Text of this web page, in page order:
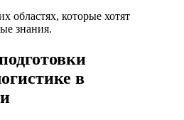
областях, которые хотят
знания.
в